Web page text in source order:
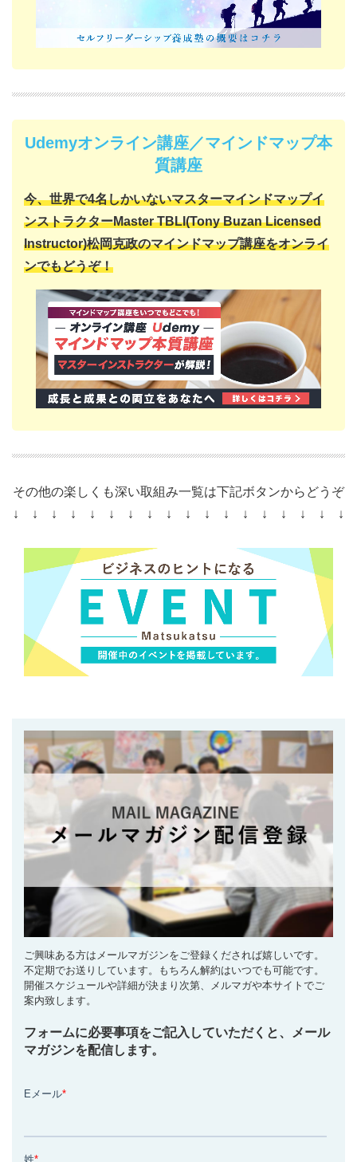
Udemyオンライン講座／マインドマップ本
質講座
今、世界で4名しかいないマスターマインドマップイ
ンストラクターMaster TBLI(Tony Buzan Licensed
Instructor)松岡克政のマインドマップ講座をオンライ
ンでもどうぞ！
その他の楽しくも深い取組み一覧は下記ボタンからどうぞ
↓ ↓ ↓ ↓ ↓ ↓ ↓ ↓ ↓ ↓ ↓ ↓ ↓ ↓ ↓ ↓ ↓ ↓
ご興味ある方はメールマガジンをご登録くだされば嬉しいです。
不定期でお送りしています。もちろん解約はいつでも可能です。
開催スケジュールや詳細が決まり次第、メルマガや本サイトでご
案内致します。
フォームに必要事項をご記入していただくと、メール
マガジンを配信します。